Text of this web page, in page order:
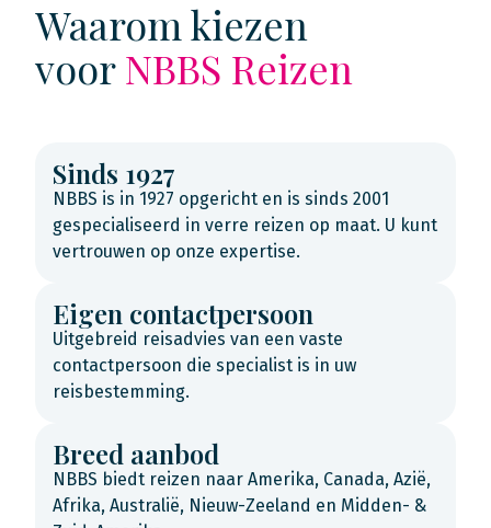
Waarom kiezen
voorNBBS Reizen
Sinds 1927
NBBS is in 1927 opgericht en is sinds 2001
gespecialiseerd in verre reizen op maat. U kunt
vertrouwen op onze expertise.
Eigen contactpersoon
Uitgebreid reisadvies van een vaste
contactpersoon die specialist is in uw
reisbestemming.
Breed aanbod
NBBS biedt reizen naar Amerika, Canada, Azië,
Afrika, Australië, Nieuw-Zeeland en Midden- &